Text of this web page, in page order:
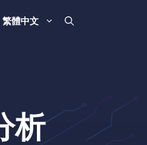
繁體中文
析